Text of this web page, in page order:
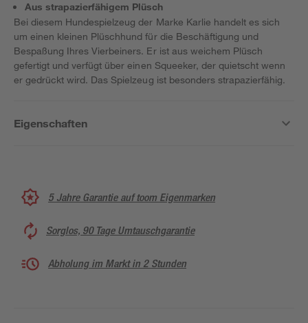
Aus strapazierfähigem Plüsch
Bei diesem Hundespielzeug der Marke Karlie handelt es sich
um einen kleinen Plüschhund für die Beschäftigung und
Bespaßung Ihres Vierbeiners. Er ist aus weichem Plüsch
gefertigt und verfügt über einen Squeeker, der quietscht wenn
er gedrückt wird. Das Spielzeug ist besonders strapazierfähig.
Eigenschaften
5 Jahre Garantie auf toom Eigenmarken
Sorglos, 90 Tage Umtauschgarantie
Abholung im Markt in 2 Stunden